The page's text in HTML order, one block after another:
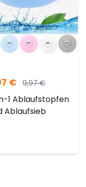
€ 9,97€
1 Ablaufstopfen
Ablaufsieb